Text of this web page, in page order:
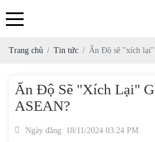
Trang chủ Tin tức Ấn Độ sẽ "xích
Ấn Độ Sẽ "xích Lại"
ASEAN?
Ngày đăng: 18/11/2024 03:24 PM